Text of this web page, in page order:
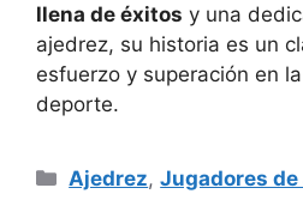
llena de éxitos y una
ajedrez, su historia es un
esfuerzo y superación en
deporte.
Categorías
Ajedrez,Jugadores de